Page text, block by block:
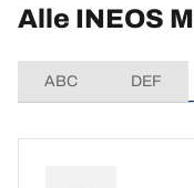
Alle INEOS
ABC DEF